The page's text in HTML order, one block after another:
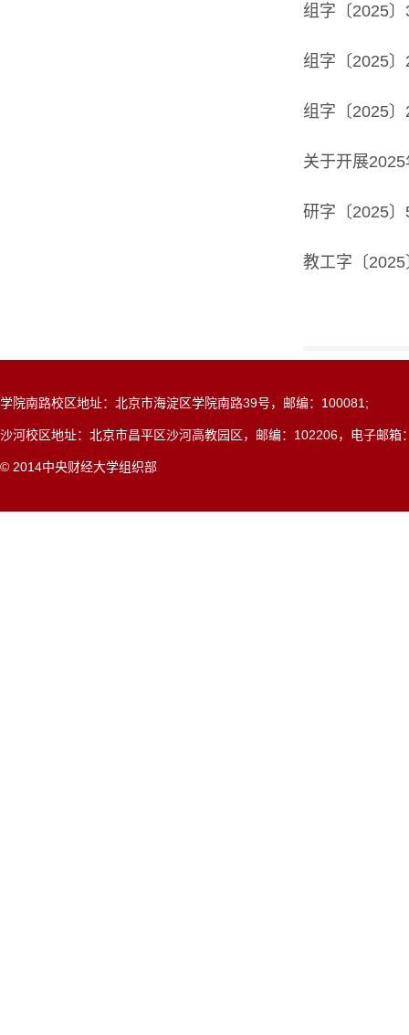
组字〔2025
组字〔2025
组字〔2025
关于开展
研字〔2025
教工字〔
学院南路校区地址：北京市海淀区学院南路39号，邮编：100081;
沙河校区地址：北京市昌平区沙河高教园区，邮编：102206，电子邮箱
© 2014中央财经大学组织部